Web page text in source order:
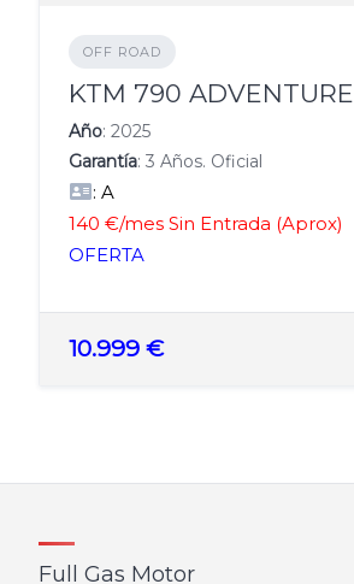
OFF ROAD
KTM 790 ADVENTURE
Año: 2025
Garantía: 3 Años. Oficial
: A
140 €/mes Sin Entrada (Aprox)
OFERTA
10.999 €
Full Gas Motor